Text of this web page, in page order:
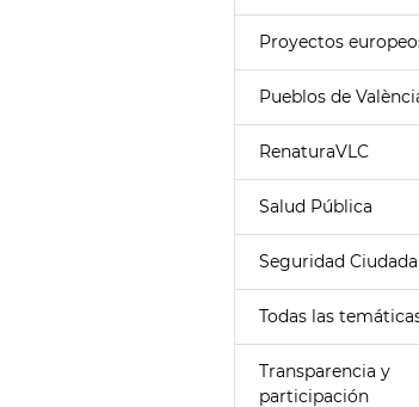
Proyectos
Pueblos de
RenaturaVLC
Salud Pública
Seguridad
Todas las
Transparencia y
participación